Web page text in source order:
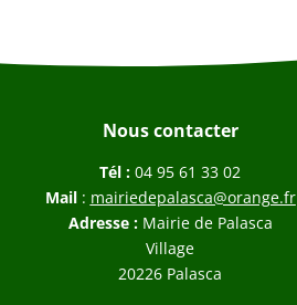
Nous contacter
Tél :04 95 61 33 02
Mail: mairiedepalasca@orange.fr
Adresse : Mairie de Palasca
Village
20226 Palasca